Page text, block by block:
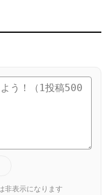
非表示になります